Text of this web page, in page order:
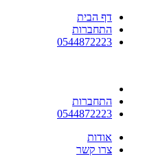
דף הבית
התחברות
0544872223
התחברות
0544872223
אודות
צרו קשר